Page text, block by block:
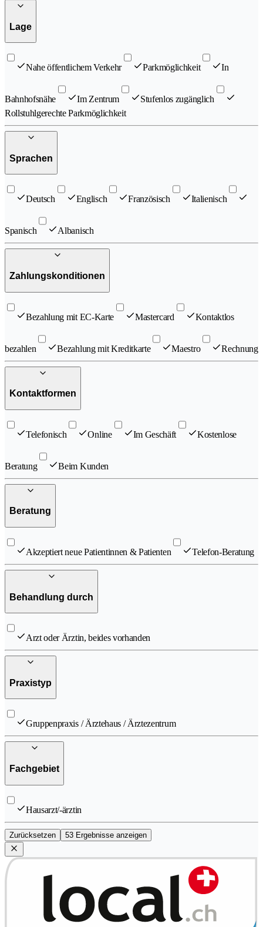
Lage
Nahe öffentlichem Verkehr Parkmöglichkeit In
Bahnhofsnähe Im Zentrum
Stufenlos zugänglich
Rollstuhlgerechte Parkmöglichkeit
Sprachen
Deutsch Englisch Französisch Italienisch
Spanisch Albanisch
Zahlungskonditionen
Bezahlung mit EC-Karte Mastercard Kontaktlos
bezahlen Bezahlung mit Kreditkarte Maestro Rechnung
Kontaktformen
Telefonisch Online Im Geschäft Kostenlose
Beratung Beim Kunden
Beratung
Akzeptiert neue Patientinnen & Patienten Telefon-Beratung
Behandlung durch
Arzt oder Ärztin, beides vorhanden
Praxistyp
Gruppenpraxis / Ärztehaus / Ärztezentrum
Fachgebiet
Hausarzt/-ärztin
Zurücksetzen 53 Ergebnisse anzeigen